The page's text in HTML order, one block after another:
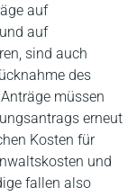
auf
auf
sind auch
des
müssen
erneut
Kosten für
und
fallen also